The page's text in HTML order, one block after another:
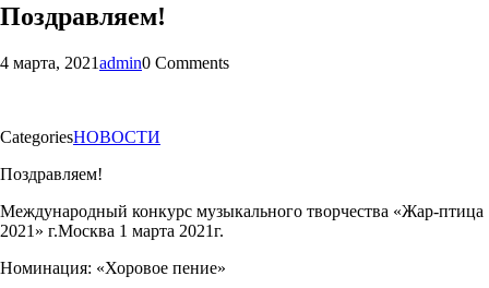
Поздравляем!
4 марта, 2021admin0 Comments
CategoriesНОВОСТИ
Поздравляем!
Международный конкурс музыкального творчества «Жар-птица
2021» г.Москва 1 марта 2021г.
Номинация: «Хоровое пение»